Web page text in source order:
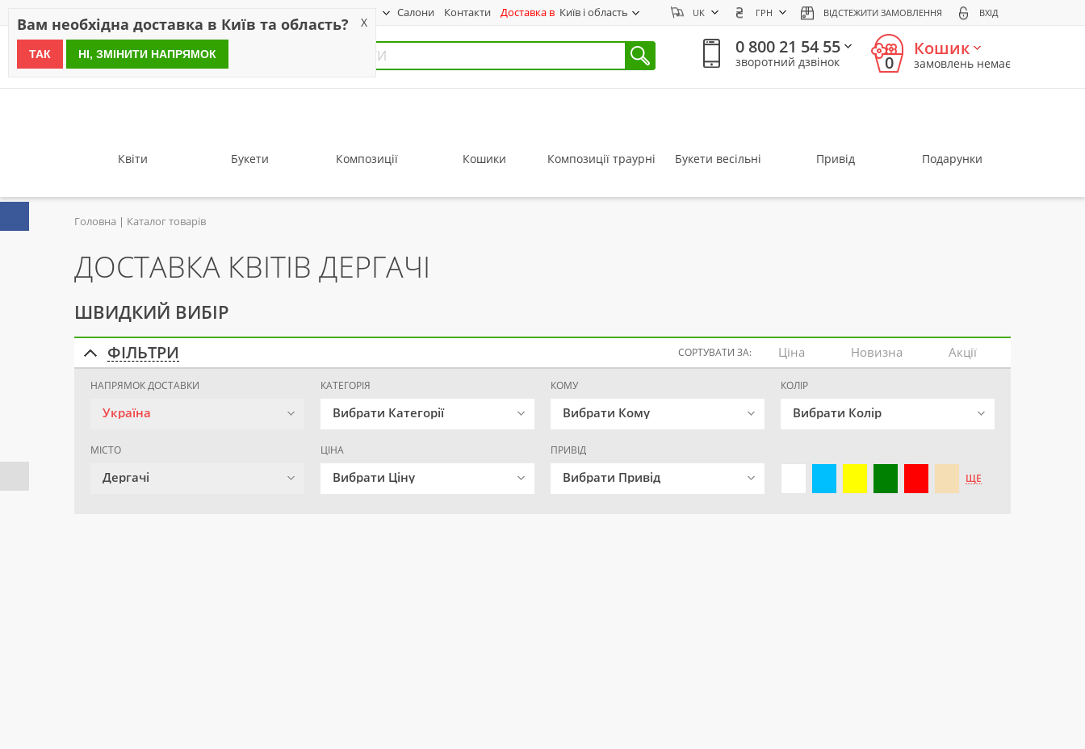
Салони Контакти Доставка в Київ і область UK ГРН ВІДСТЕЖИТИ ЗАМОВЛЕННЯ ВХІД
since 1999
0 800 21 54 55
зворотний дзвінок 0
Кошик
замовлень немає
Квіти Букети Композиції Кошики Композиції траурні Букети весільні Привід Подарунки
Головна Каталог товарів
ДОСТАВКА КВІТІВ ДЕРГАЧІ
ШВИДКИЙ ВИБІР
ФІЛЬТРИ СОРТУВАТИ ЗА: Ціна Новизна Акції
НАПРЯМОК ДОСТАВКИ
Україна
КАТЕГОРІЯ
Вибрати Категорії
КОМУ
Вибрати Кому
КОЛІР
Вибрати Колір
МІСТО
Дергачі
ЦІНА
Вибрати Ціну
ПРИВІД
Вибрати Привід ЩЕ
Вам необхідна доставка в Київ та область? X
ТАК НІ, ЗМІНИТИ НАПРЯМОК